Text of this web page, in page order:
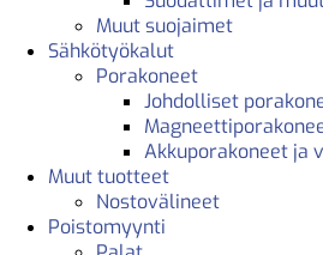
Muut suojaimet
Sähkötyökalut
Porakoneet
Johdolliset
Akkuporakoneet ja
Muut tuotteet
Nostovälineet
Poistomyynti